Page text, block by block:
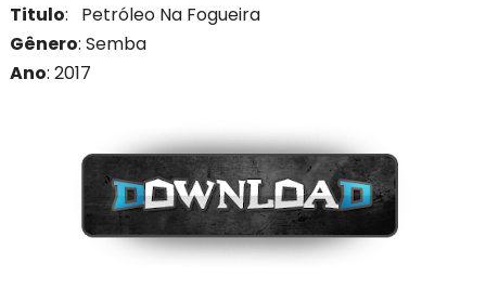
Titulo: Petróleo Na Fogueira
Gênero: Semba
Ano: 2017